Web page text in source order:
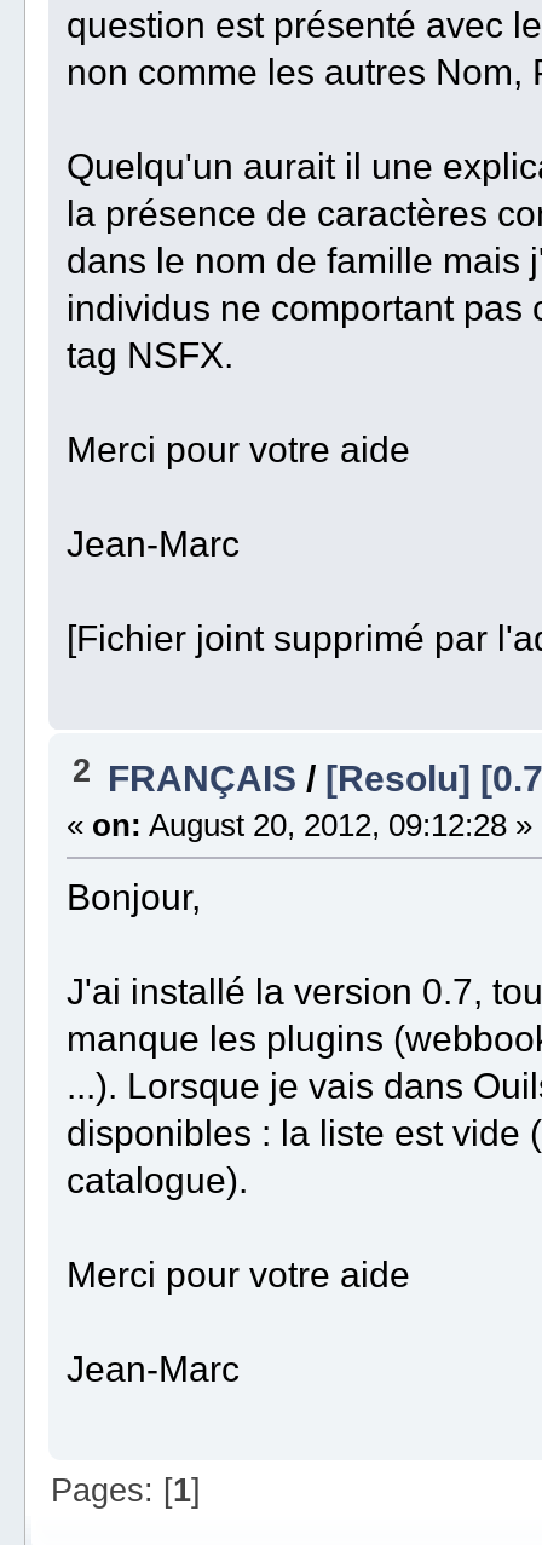
question est présenté avec
non comme les autres Nom,
Quelqu'un aurait il une
la présence de caractères
dans le nom de famille mais
individus ne comportant pas
tag NSFX.
Merci pour votre aide
Jean-Marc
[Fichier joint supprimé par
2 FRANÇAIS / [Resolu]
« on: August 20, 2012, 09:12:28 »
Bonjour,
J'ai installé la version 0.7,
manque les plugins
...). Lorsque je vais dans
disponibles : la liste est vide
catalogue).
Merci pour votre aide
Jean-Marc
Pages: [1]